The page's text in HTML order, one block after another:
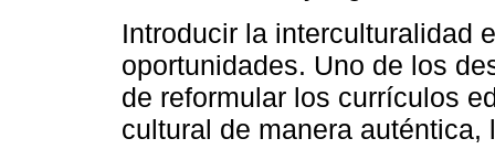
Introducir la interculturalidad
oportunidades. Uno de los
de reformular los currículos
cultural de manera